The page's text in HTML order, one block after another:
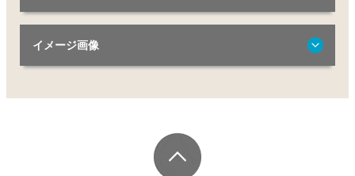
イメージ画像